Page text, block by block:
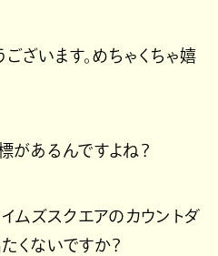
ざいます。めちゃくちゃ嬉
があるんですよね？
ムズスクエアのカウントダ
くないですか？